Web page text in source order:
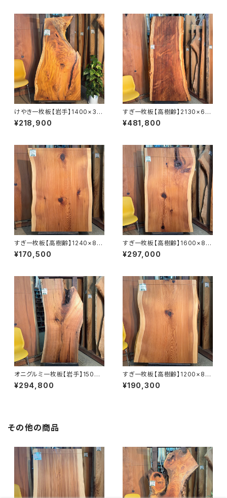
けやき一枚板【岩手】1400×30
0~780×45㎜【オイル塗装 仕
上げ済み】
¥218,900
すぎ一枚板【高樹齢】2130×68
0~1020×65㎜【オイル塗装 仕
上げ済み】
¥481,800
すぎ一枚板【高樹齢】1240×88
0~920×55㎜【オイル塗装 仕上
げ済み】
¥170,500
すぎ一枚板【高樹齢】1600×88
0~950×56㎜【オイル塗装 仕
上げ済み】
¥297,000
オニグルミ一枚板【岩手】1500×
370~700×69㎜【オイル塗装
仕上げ済み】
¥294,800
すぎ一枚板【高樹齢】1200×810
~920×55㎜【オイル塗装 仕上
げ済み】
¥190,300
その他の商品